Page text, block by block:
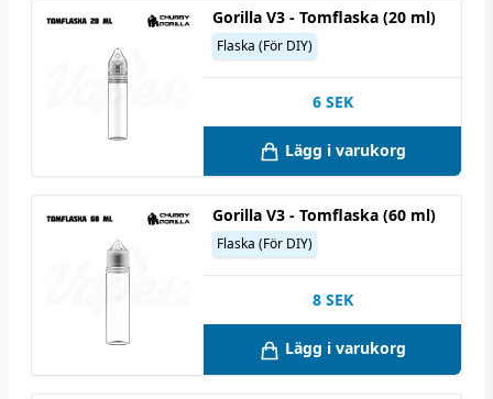
Gorilla V3 - Tomflaska (20 ml)
Flaska (För DIY)
6 SEK
Lägg i varukorg
Gorilla V3 - Tomflaska (60 ml)
Flaska (För DIY)
8 SEK
Lägg i varukorg